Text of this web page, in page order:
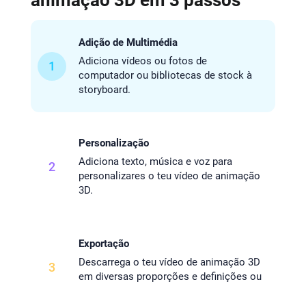
1
Adição de Multimédia
Adiciona vídeos ou fotos de
computador ou bibliotecas de stock à
storyboard.
2
Personalização
Adiciona texto, música e voz para
personalizares o teu vídeo de animação
3D.
3
Exportação
Descarrega o teu vídeo de animação 3D
em diversas proporções e definições ou